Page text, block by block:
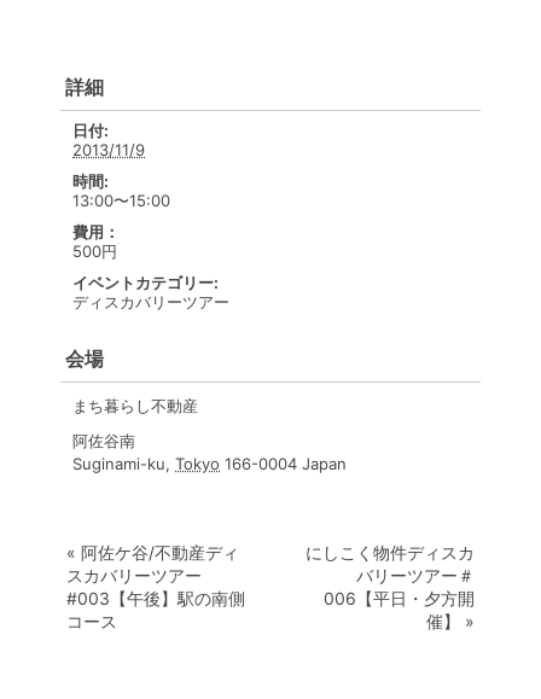
詳細
日付:
2013/11/9
時間:
13:00〜15:00
費用：
500円
イベントカテゴリー:
ディスカバリーツアー
会場
まち暮らし不動産
阿佐谷南
Suginami-ku, Tokyo 166-0004 Japan
« 阿佐ケ谷/不動産ディ
スカバリーツアー
#003【午後】駅の南側
コース
にしこく物件ディスカ
バリーツアー＃
006【平日・夕方開
催】 »